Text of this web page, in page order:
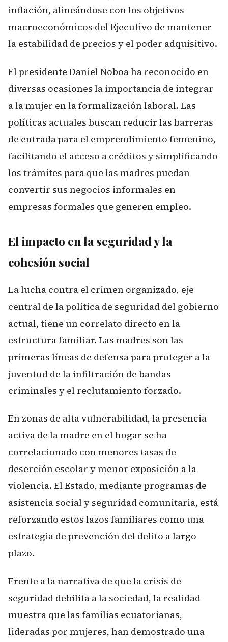
inflación, alineándose con los objetivos
macroeconómicos del Ejecutivo de mantener
la estabilidad de precios y el poder adquisitivo.
El presidente Daniel Noboa ha reconocido en
diversas ocasiones la importancia de integrar
a la mujer en la formalización laboral. Las
políticas actuales buscan reducir las barreras
de entrada para el emprendimiento femenino,
facilitando el acceso a créditos y simplificando
los trámites para que las madres puedan
convertir sus negocios informales en
empresas formales que generen empleo.
El impacto en la seguridad y la
cohesión social
La lucha contra el crimen organizado, eje
central de la política de seguridad del gobierno
actual, tiene un correlato directo en la
estructura familiar. Las madres son las
primeras líneas de defensa para proteger a la
juventud de la infiltración de bandas
criminales y el reclutamiento forzado.
En zonas de alta vulnerabilidad, la presencia
activa de la madre en el hogar se ha
correlacionado con menores tasas de
deserción escolar y menor exposición a la
violencia. El Estado, mediante programas de
asistencia social y seguridad comunitaria, está
reforzando estos lazos familiares como una
estrategia de prevención del delito a largo
plazo.
Frente a la narrativa de que la crisis de
seguridad debilita a la sociedad, la realidad
muestra que las familias ecuatorianas,
lideradas por mujeres, han demostrado una